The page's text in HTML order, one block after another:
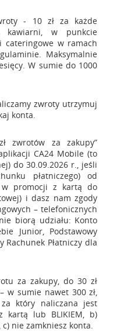
- 10 zł za każde
kawiarni, w punkcie
cateringowe w ramach
Maksymalnie
W sumie do 1000
zwroty utrzymuj
konta.
zwrotów za zakupy”
CA24 Mobile (to
do 30.09.2026 r., jeśli
płatniczego) od
w promocji z kartą do
i dasz nam zgody
– telefonicznych
biorą udziału: Konto
Junior, Podstawowy
Rachunek Płatniczy dla
za zakupy, do 30 zł
w sumie nawet 300 zł,
który naliczana jest
kartą lub BLIKIEM, b)
nie zamkniesz konta.